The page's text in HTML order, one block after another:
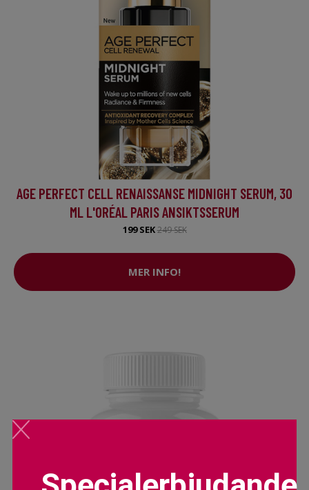
AGE PERFECT CELL RENAISSANSE MIDNIGHT SERUM, 30
ML L'ORÉAL PARIS ANSIKTSSERUM
199 SEK249 SEK
MER INFO!